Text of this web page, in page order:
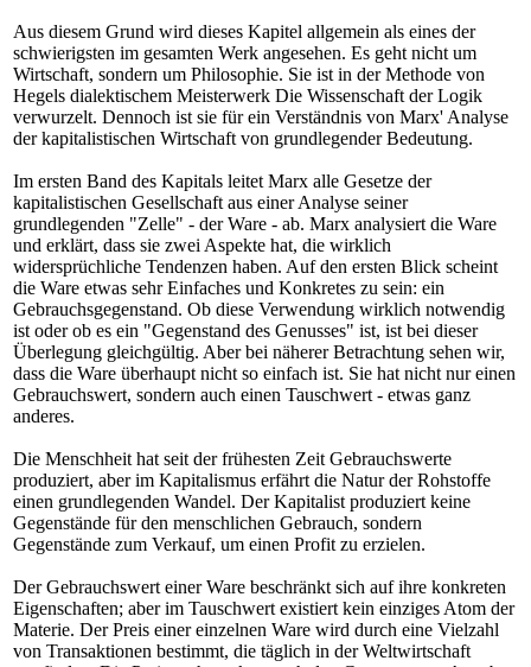
Aus diesem Grund wird dieses Kapitel allgemein als eines der
schwierigsten im gesamten Werk angesehen. Es geht nicht um
Wirtschaft, sondern um Philosophie. Sie ist in der Methode von
Hegels dialektischem Meisterwerk Die Wissenschaft der Logik
verwurzelt. Dennoch ist sie für ein Verständnis von Marx' Analyse
der kapitalistischen Wirtschaft von grundlegender Bedeutung.
Im ersten Band des Kapitals leitet Marx alle Gesetze der
kapitalistischen Gesellschaft aus einer Analyse seiner
grundlegenden "Zelle" - der Ware - ab. Marx analysiert die Ware
und erklärt, dass sie zwei Aspekte hat, die wirklich
widersprüchliche Tendenzen haben. Auf den ersten Blick scheint
die Ware etwas sehr Einfaches und Konkretes zu sein: ein
Gebrauchsgegenstand. Ob diese Verwendung wirklich notwendig
ist oder ob es ein "Gegenstand des Genusses" ist, ist bei dieser
Überlegung gleichgültig. Aber bei näherer Betrachtung sehen wir,
dass die Ware überhaupt nicht so einfach ist. Sie hat nicht nur einen
Gebrauchswert, sondern auch einen Tauschwert - etwas ganz
anderes.
Die Menschheit hat seit der frühesten Zeit Gebrauchswerte
produziert, aber im Kapitalismus erfährt die Natur der Rohstoffe
einen grundlegenden Wandel. Der Kapitalist produziert keine
Gegenstände für den menschlichen Gebrauch, sondern
Gegenstände zum Verkauf, um einen Profit zu erzielen.
Der Gebrauchswert einer Ware beschränkt sich auf ihre konkreten
Eigenschaften; aber im Tauschwert existiert kein einziges Atom der
Materie. Der Preis einer einzelnen Ware wird durch eine Vielzahl
von Transaktionen bestimmt, die täglich in der Weltwirtschaft